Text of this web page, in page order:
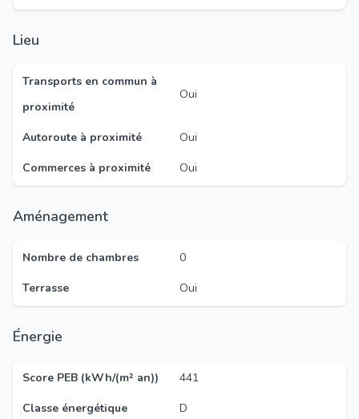
Lieu
Transports en commun à
proximité
Oui
Autoroute à proximité
Oui
Commerces à proximité
Oui
Aménagement
Nombre de chambres
0
Terrasse
Oui
Énergie
Score PEB (kWh/(m² an))
441
Classe énergétique
D